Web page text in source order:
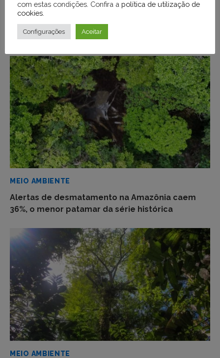
VOCÊ PODE GOSTAR TAMBÉM DE
MEIO AMBIENTE
Alertas de desmatamento na Amazônia caem
36%, o menor patamar da série histórica
MEIO AMBIENTE
com estas condições. Confira a política de utilização de
cookies
Configurações Aceitar